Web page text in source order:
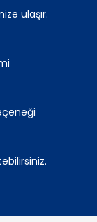
ulaşır.